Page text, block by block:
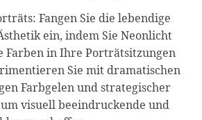
Fangen Sie die lebendige
ein, indem Sie Neonlicht
Farben in Ihre Porträtsitzungen
Sie mit dramatischen
Farbgelen und strategischer
visuell beeindruckende und